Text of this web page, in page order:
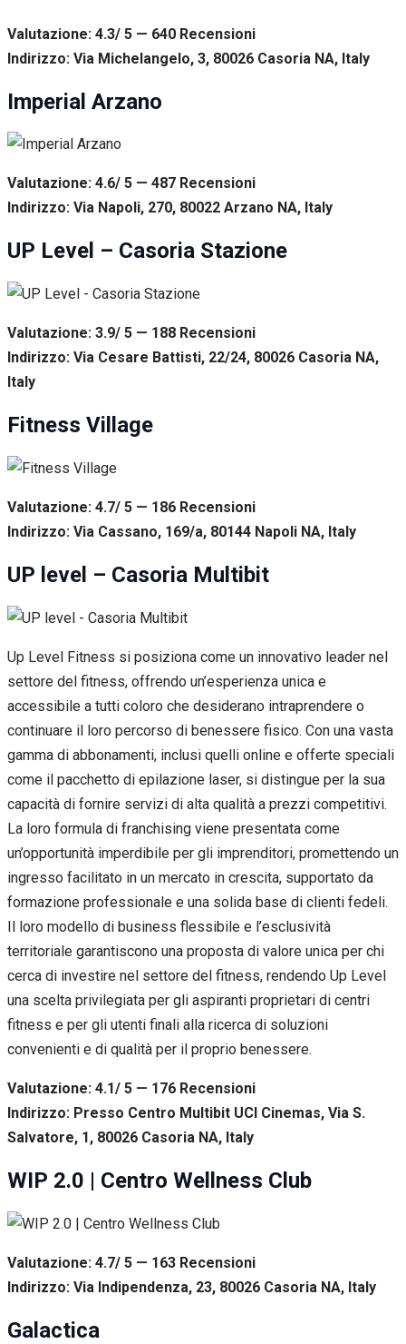
Valutazione: 4.3/ 5 — 640 Recensioni
Indirizzo: Via Michelangelo, 3, 80026 Casoria NA, Italy
Imperial Arzano
Valutazione: 4.6/ 5 — 487 Recensioni
Indirizzo: Via Napoli, 270, 80022 Arzano NA, Italy
UP Level – Casoria Stazione
Valutazione: 3.9/ 5 — 188 Recensioni
Indirizzo: Via Cesare Battisti, 22/24, 80026 Casoria NA,
Italy
Fitness Village
Valutazione: 4.7/ 5 — 186 Recensioni
Indirizzo: Via Cassano, 169/a, 80144 Napoli NA, Italy
UP level – Casoria Multibit
Up Level Fitness si posiziona come un innovativo leader nel
settore del fitness, offrendo un’esperienza unica e
accessibile a tutti coloro che desiderano intraprendere o
continuare il loro percorso di benessere fisico. Con una vasta
gamma di abbonamenti, inclusi quelli online e offerte speciali
come il pacchetto di epilazione laser, si distingue per la sua
capacità di fornire servizi di alta qualità a prezzi competitivi.
La loro formula di franchising viene presentata come
un’opportunità imperdibile per gli imprenditori, promettendo un
ingresso facilitato in un mercato in crescita, supportato da
formazione professionale e una solida base di clienti fedeli.
Il loro modello di business flessibile e l’esclusività
territoriale garantiscono una proposta di valore unica per chi
cerca di investire nel settore del fitness, rendendo Up Level
una scelta privilegiata per gli aspiranti proprietari di centri
fitness e per gli utenti finali alla ricerca di soluzioni
convenienti e di qualità per il proprio benessere.
Valutazione: 4.1/ 5 — 176 Recensioni
Indirizzo: Presso Centro Multibit UCI Cinemas, Via S.
Salvatore, 1, 80026 Casoria NA, Italy
WIP 2.0 | Centro Wellness Club
Valutazione: 4.7/ 5 — 163 Recensioni
Indirizzo: Via Indipendenza, 23, 80026 Casoria NA, Italy
Galactica